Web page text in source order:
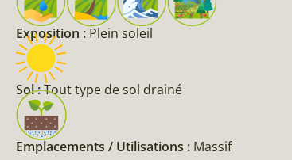
Exposition : Plein soleil
Sol :Tout type de sol drainé
Emplacements / Utilisations : Massif